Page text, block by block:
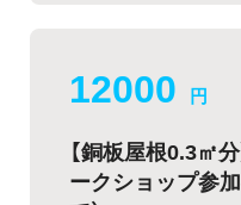
12000 円
【銅板屋根0.3㎡
ークショップ参